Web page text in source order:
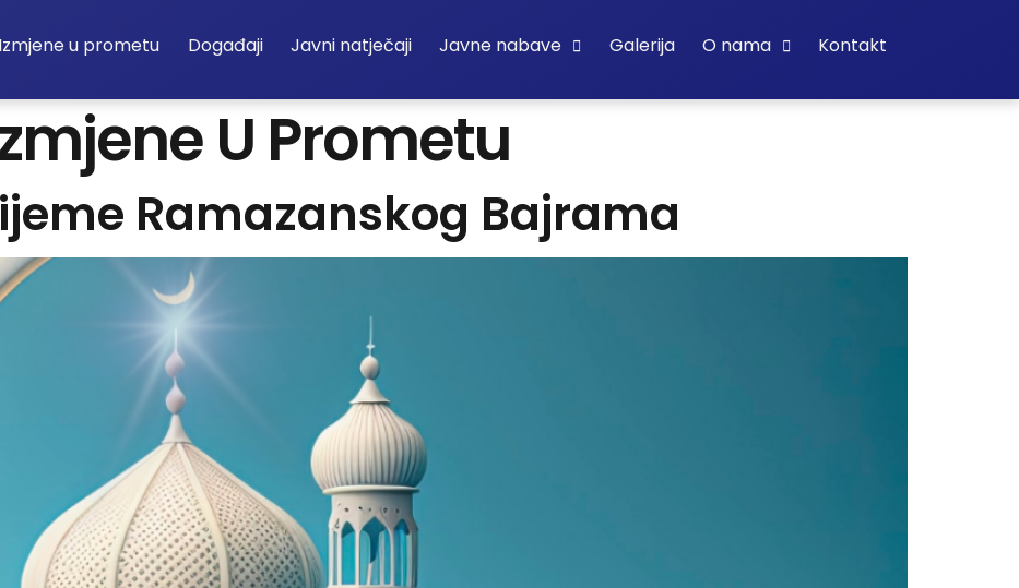
Izmjene u prometu Događaji Javni natječaji Javne nabave Galerija O nama Kontakt
U Prometu
Ramazanskog Bajrama